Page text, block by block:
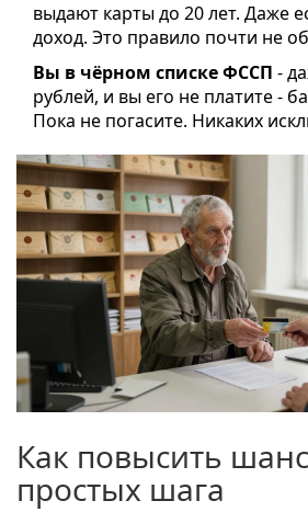
выдают карты до 20 лет. Даже
доход. Это правило почти не
Вы в чёрном списке ФССП -
рублей, и вы его не платите -
Пока не погасите. Никаких
Как повысить
простых шага